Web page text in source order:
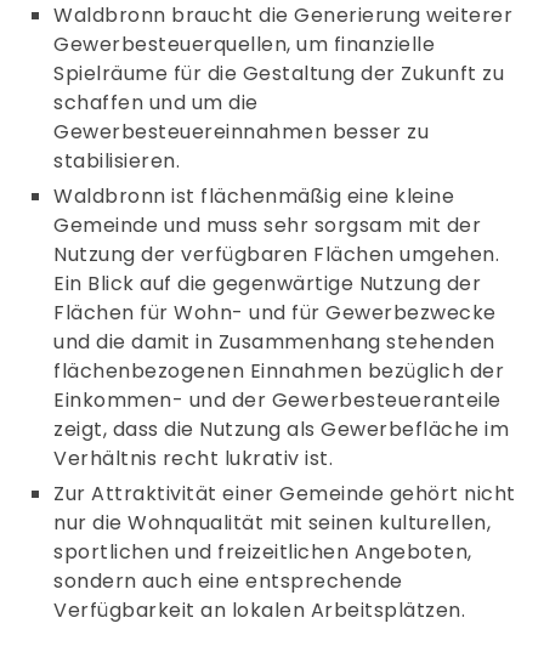
Waldbronn braucht die Generierung weiterer
Gewerbesteuerquellen, um finanzielle
Spielräume für die Gestaltung der Zukunft zu
schaffen und um die
Gewerbesteuereinnahmen besser zu
stabilisieren.
Waldbronn ist flächenmäßig eine kleine
Gemeinde und muss sehr sorgsam mit der
Nutzung der verfügbaren Flächen umgehen.
Ein Blick auf die gegenwärtige Nutzung der
Flächen für Wohn- und für Gewerbezwecke
und die damit in Zusammenhang stehenden
flächenbezogenen Einnahmen bezüglich der
Einkommen- und der Gewerbesteueranteile
zeigt, dass die Nutzung als Gewerbefläche im
Verhältnis recht lukrativ ist.
Zur Attraktivität einer Gemeinde gehört nicht
nur die Wohnqualität mit seinen kulturellen,
sportlichen und freizeitlichen Angeboten,
sondern auch eine entsprechende
Verfügbarkeit an lokalen Arbeitsplätzen.